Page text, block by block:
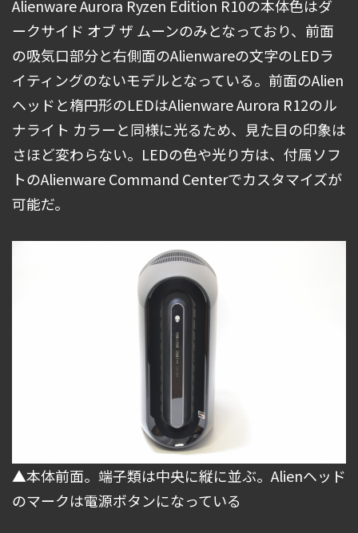
Alienware Aurora Ryzen Edition R10の本体色はダ
ークサイド オブ ザ ムーンのみとなっており、前面
の吸気口部分と右側面のAlienwareの文字のLEDラ
イティングのないモデルとなっている。前面のAlien
ヘッドと楕円形のLEDはAlienware Aurora R12のル
ナライト カラーと同様に光るため、見た目の印象は
さほど変わらない。LEDの色や光り方は、付属ソフ
トのAlienware Command Centerでカスタマイズが
可能だ。
▲本体前面。端子類は中央に縦に並ぶ。Alienヘッド
のマークは電源ボタンになっている